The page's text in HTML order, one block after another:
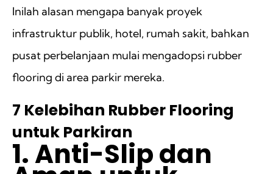
Inilah alasan mengapa banyak proyek
infrastruktur publik, hotel, rumah sakit, bahkan
pusat perbelanjaan mulai mengadopsi rubber
flooring di area parkir mereka.
7 Kelebihan Rubber Flooring
untuk Parkiran
1. Anti-Slip dan